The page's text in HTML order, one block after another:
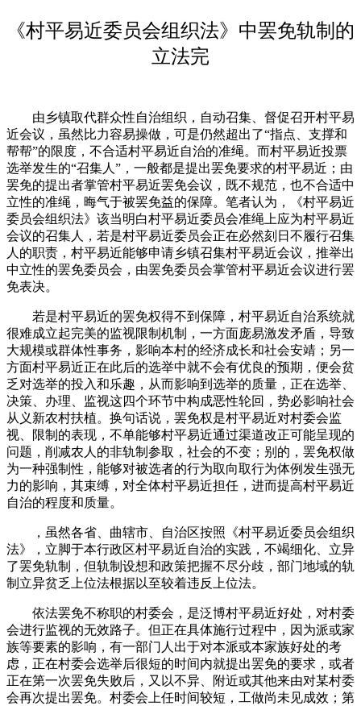
《村平易近委员会组织法》中罢免轨制的
立法完
由乡镇取代群众性自治组织，自动召集、督促召开村平易
近会议，虽然比力容易操做，可是仍然超出了“指点、支撑和
帮帮”的限度，不合适村平易近自治的准绳。而村平易近投票
选举发生的“召集人”，一般都是提出罢免要求的村平易近；由
罢免的提出者掌管村平易近罢免会议，既不规范，也不合适中
立性的准绳，晦气于被罢免益的保障。笔者认为，《村平易近
委员会组织法》该当明白村平易近委员会准绳上应为村平易近
会议的召集人，若是村平易近委员会正在必然刻日不履行召集
人的职责，村平易近能够申请乡镇召集村平易近会议，推举出
中立性的罢免委员会，由罢免委员会掌管村平易近会议进行罢
免表决。
若是村平易近的罢免权得不到保障，村平易近自治系统就
很难成立起完美的监视限制机制，一方面庞易激发矛盾，导致
大规模或群体性事务，影响本村的经济成长和社会安靖；另一
方面村平易近正在此后的选举中就不会有优良的预期，便会贫
乏对选举的投入和乐趣，从而影响到选举的质量，正在选举、
决策、办理、监视这四个环节中构成恶性轮回，势必影响社会
从义新农村扶植。换句话说，罢免权是村平易近对村委会监
视、限制的表现，不单能够村平易近通过渠道改正可能呈现的
问题，削减农人的非轨制参取，社会的不变；别的，罢免权做
为一种强制性，能够对被选者的行为取向取行为体例发生强无
力的影响，其束缚，对全体村平易近担任，进而提高村平易近
自治的程度和质量。
，虽然各省、曲辖市、自治区按照《村平易近委员会组织
法》，立脚于本行政区村平易近自治的实践，不竭细化、立异
了罢免轨制，但轨制设想和政策把握不尽分歧，部门地域的轨
制立异贫乏上位法根据以至较着违反上位法。
依法罢免不称职的村委会，是泛博村平易近好处，对村委
会进行监视的无效路子。但正在具体施行过程中，因为派或家
族等要素的影响，有一部门人出于对本派或本家族好处的考
虑，正在村委会选举后很短的时间内就提出罢免的要求，或者
正在第一次罢免失败后，又以不异、附近或其他来由对某村委
会再次提出罢免。村委会上任时间较短，工做尚未见成效；第